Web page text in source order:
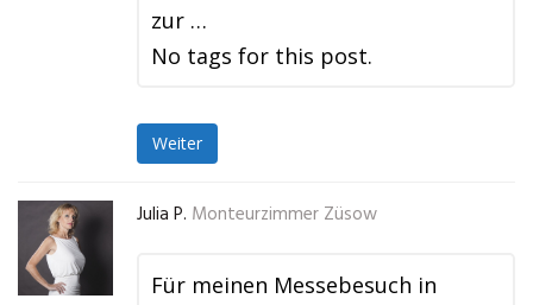
zur …
No tags for this post.
Weiter
Julia P. Monteurzimmer Züsow
Für meinen Messebesuch in